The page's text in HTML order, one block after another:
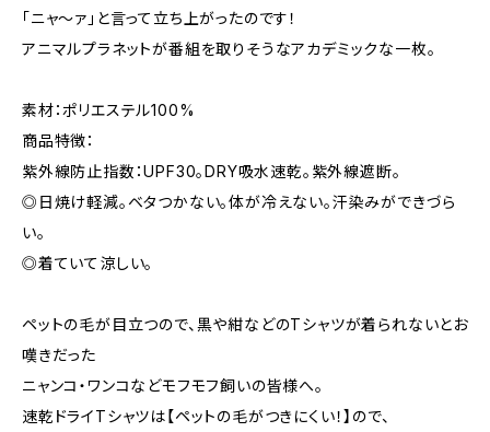
「ニャ～ァ」と言って立ち上がったのです！
アニマルプラネットが番組を取りそうなアカデミックな一枚。
素材：ポリエステル100%
商品特徴：
紫外線防止指数：UPF30。DRY吸水速乾。紫外線遮断。
◎日焼け軽減。ベタつかない。体が冷えない。汗染みができづら
い。
◎着ていて涼しい。
ペットの毛が目立つので、黒や紺などのTシャツが着られないとお
嘆きだった
ニャンコ・ワンコなどモフモフ飼いの皆様へ。
速乾ドライTシャツは【ペットの毛がつきにくい！】ので、